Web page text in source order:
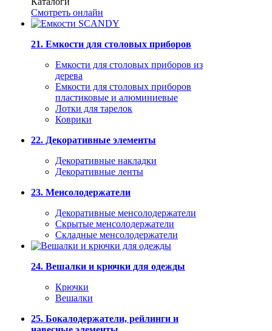
Смотреть онлайн
21. Емкости для столовых приборов
Емкости для столовых приборов из
дерева
Емкости для столовых приборов
пластиковые и алюминиевые
Лотки для тарелок
Коврики
22. Декоративные элементы
Декоративные накладки
Декоративные ленты
23. Менсолодержатели
Декоративные менсолодержатели
Скрытые менсолодержатели
Складные менсолодержатели
24. Вешалки и крючки для одежды
Крючки
Вешалки
25. Бокалодержатели, рейлинги и